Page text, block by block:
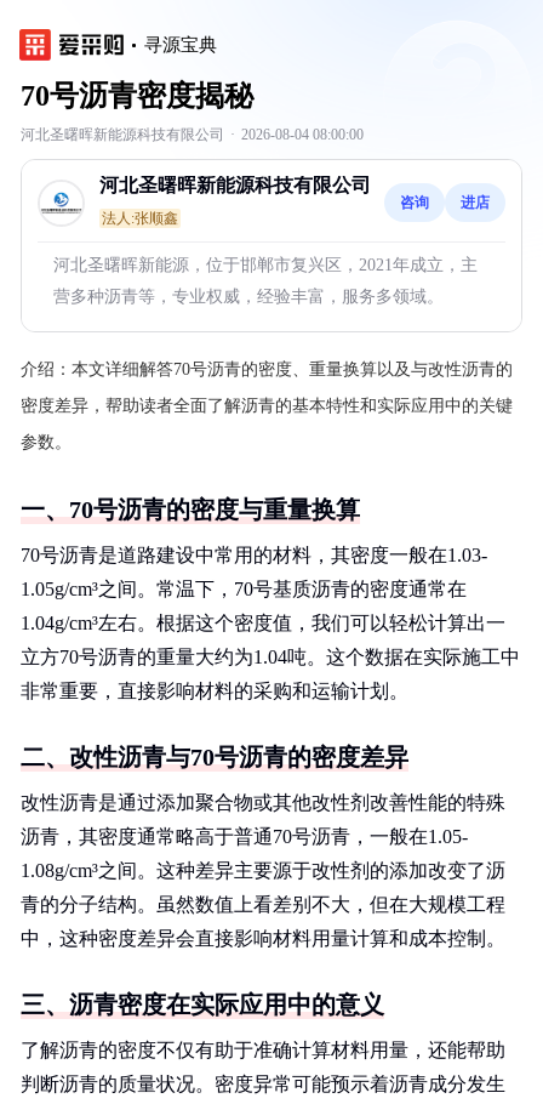
寻源宝典
70号沥青密度揭秘
河北圣曙晖新能源科技有限公司 · 2026-08-04 08:00:00
河北圣曙晖新能源科技有限公司
法人:张顺鑫
咨询 进店
河北圣曙晖新能源，位于邯郸市复兴区，2021年成立，主
营多种沥青等，专业权威，经验丰富，服务多领域。
介绍： 本文详细解答70号沥青的密度、重量换算以及与改性沥青的
密度差异，帮助读者全面了解沥青的基本特性和实际应用中的关键
参数。
一、70号沥青的密度与重量换算
70号沥青是道路建设中常用的材料，其密度一般在1.03-
1.05g/cm³之间。常温下，70号基质沥青的密度通常在
1.04g/cm³左右。根据这个密度值，我们可以轻松计算出一
立方70号沥青的重量大约为1.04吨。这个数据在实际施工中
非常重要，直接影响材料的采购和运输计划。
二、改性沥青与70号沥青的密度差异
改性沥青是通过添加聚合物或其他改性剂改善性能的特殊
沥青，其密度通常略高于普通70号沥青，一般在1.05-
1.08g/cm³之间。这种差异主要源于改性剂的添加改变了沥
青的分子结构。虽然数值上看差别不大，但在大规模工程
中，这种密度差异会直接影响材料用量计算和成本控制。
三、沥青密度在实际应用中的意义
了解沥青的密度不仅有助于准确计算材料用量，还能帮助
判断沥青的质量状况。密度异常可能预示着沥青成分发生